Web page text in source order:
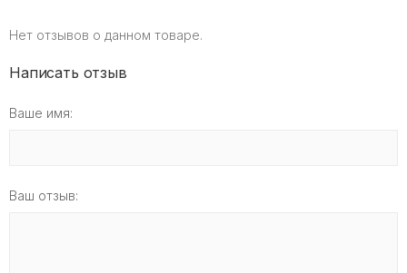
Нет отзывов о данном товаре.
Написать отзыв
Ваше имя:
Ваш отзыв: